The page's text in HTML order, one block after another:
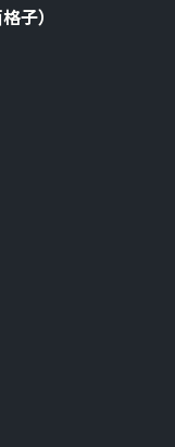
⼦）